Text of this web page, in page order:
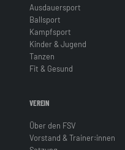
Ausdauersport
Ballsport
Kampfsport
Kinder & Jugend
Tanzen
Fit & Gesund
VEREIN
Über den FSV
Vorstand & Trainer:innen